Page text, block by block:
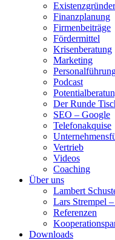
Existenzgründer
Finanzplanung
Firmenbeiträge
Fördermittel
Krisenberatung
Marketing
Podcast
Der Runde
SEO – Google
Telefonakquise
Vertrieb
Videos
Coaching
Über uns
Lambert
Lars Strempel
Referenzen
Downloads